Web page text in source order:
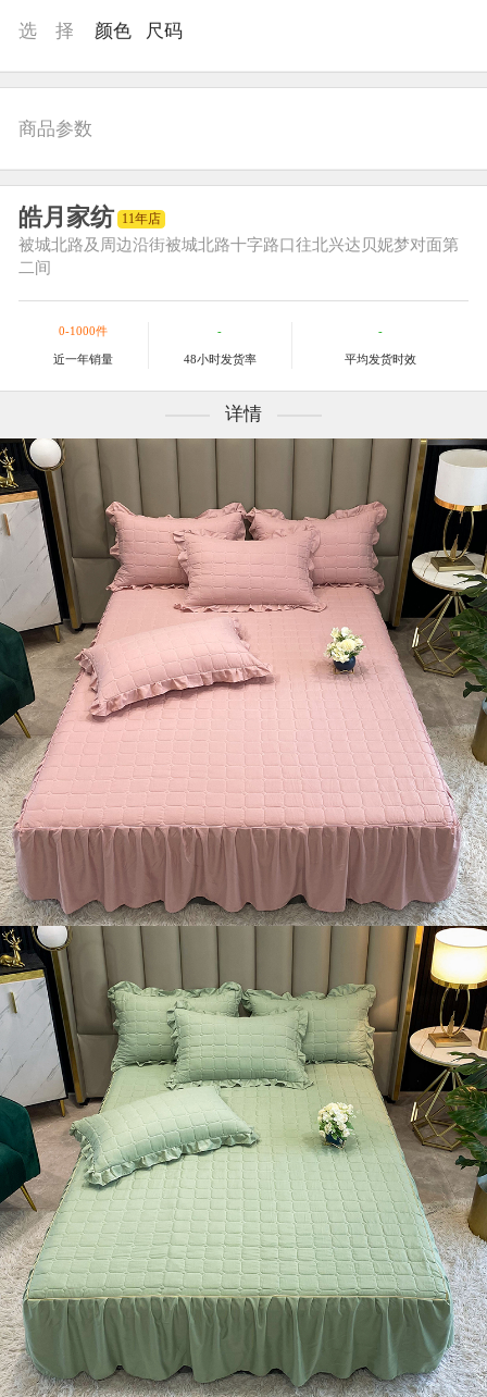
选 择 颜色 尺码
商品参数
皓月家纺 11年店
被城北路及周边沿街被城北路十字路口往北兴达贝妮梦对面第
二间
0-1000件
近一年销量
-
48小时发货率
-
平均发货时效
详情